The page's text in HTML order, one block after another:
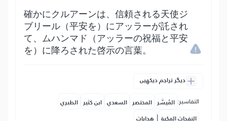
確かにクルアーンは、信頼される天使ジ
ブリール（平安を）にアッラーが託され
て、ムハンマド（アッラーの祝福と平安
を）に降ろされた啓示の言葉。
دیگر تراجم دیکھیں
التفاسير: المُيسَّر المختصر السعدي ابن كثير الطبري
النفحات المكية | هدايات